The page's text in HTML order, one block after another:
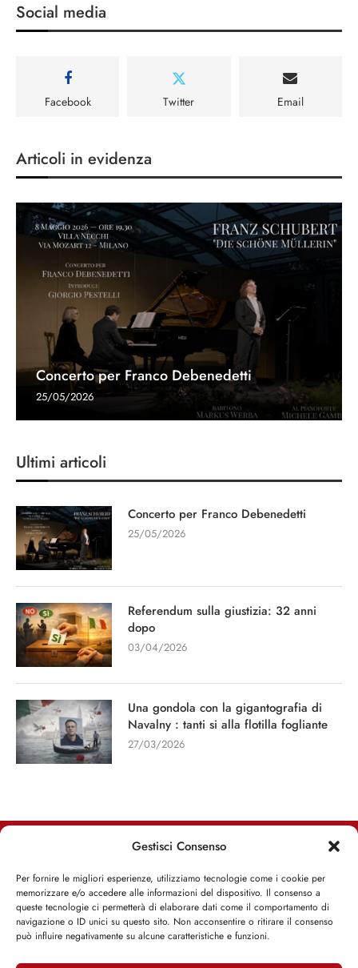
Gestisci Consenso
Per fornire le migliori esperienze, utilizziamo tecnologie come i cookie per
memorizzare e/o accedere alle informazioni del dispositivo. Il consenso a
queste tecnologie ci permetterà di elaborare dati come il comportamento di
navigazione o ID unici su questo sito. Non acconsentire o ritirare il consenso
può influire negativamente su alcune caratteristiche e funzioni.
Social media
Facebook Twitter Email
Articoli in evidenza
Concerto per Franco Debenedetti
25/05/2026
Ultimi articoli
Concerto per Franco Debenedetti
25/05/2026
Referendum sulla giustizia: 32 anni
dopo
03/04/2026
Una gondola con la gigantografia di
Navalny : tanti si alla flotilla fogliante
27/03/2026
Iscriviti alla Newsletter